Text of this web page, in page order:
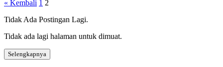
« Kembali 1 2
Tidak Ada Postingan Lagi.
Tidak ada lagi halaman untuk dimuat.
Selengkapnya